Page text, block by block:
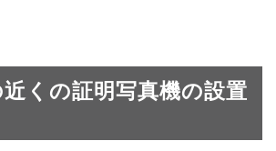
くの証明写真機の設置